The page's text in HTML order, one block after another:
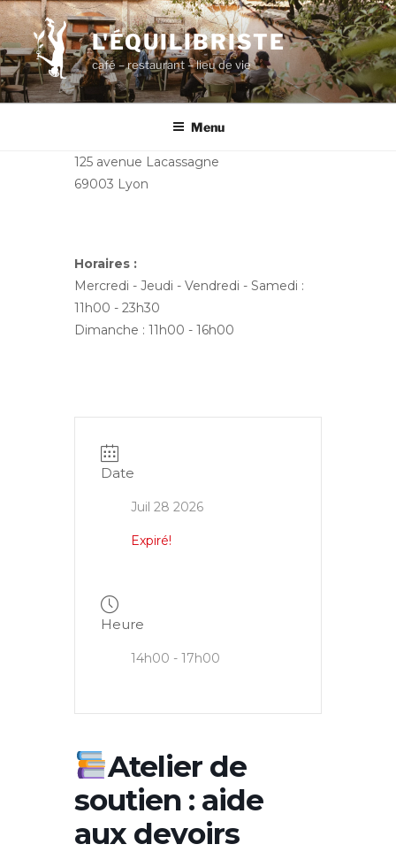
Aller
au
contenu
principal
L'ÉQUILIBRISTE
café – restaurant – lieu de vie
Menu
125 avenue Lacassagne
69003 Lyon
Horaires :
Mercredi - Jeudi - Vendredi - Samedi :
11h00 - 23h30
Dimanche : 11h00 - 16h00
Date
Juil 28 2026
Expiré!
Heure
14h00 - 17h00
Atelier de
soutien : aide
aux devoirs